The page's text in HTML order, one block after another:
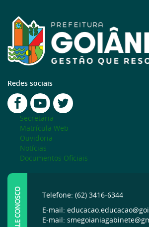
Redes sociais
Secretaria
Matrícula Web
Ouvidoria
Notícias
Documentos Oficiais
FALE CONOSCO
Telefone: (62) 3416-6344
E-mail:
E-mail: